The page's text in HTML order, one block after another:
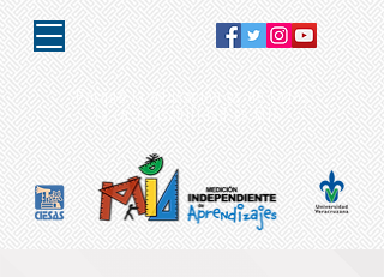
"Porque la educación es de todos,
la responsabilidad es MIA"